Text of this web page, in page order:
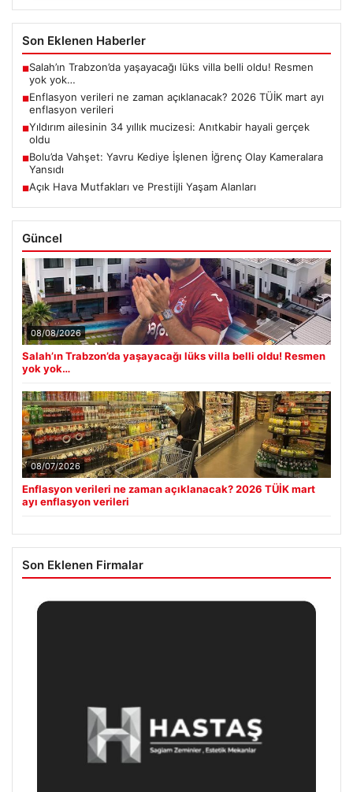
Son Eklenen Haberler
■Salah’ın Trabzon’da yaşayacağı lüks villa belli oldu! Resmen
yok yok…
■Enflasyon verileri ne zaman açıklanacak? 2026 TÜİK mart ayı
enflasyon verileri
■Yıldırım ailesinin 34 yıllık mucizesi: Anıtkabir hayali gerçek
oldu
■Bolu’da Vahşet: Yavru Kediye İşlenen İğrenç Olay Kameralara
Yansıdı
■Açık Hava Mutfakları ve Prestijli Yaşam Alanları
Güncel
08/08/2026
Salah’ın Trabzon’da yaşayacağı lüks villa belli oldu! Resmen
yok yok…
08/07/2026
Enflasyon verileri ne zaman açıklanacak? 2026 TÜİK mart
ayı enflasyon verileri
Son Eklenen Firmalar